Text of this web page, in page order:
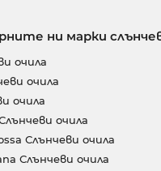
ни марки
очила
очила
очила
очила
Слънчеви очила
Слънчеви очила